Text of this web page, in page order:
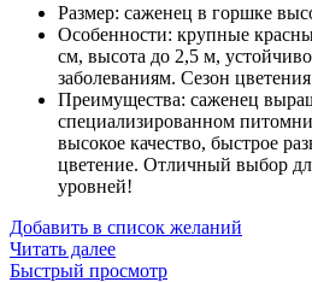
Размер: саженец в горшке
Особенности: крупные
см, высота до 2,5 м,
заболеваниям. Сезон
Преимущества: саженец
специализированном
высокое качество, быстрое
цветение. Отличный выбор
уровней!
Добавить в список желаний
Читать далее
Быстрый просмотр